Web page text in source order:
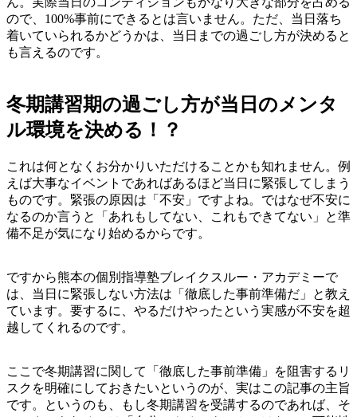
ので、100%事前にできるとは言いません。ただ、当日落ち
着いていられるかどうかは、当日までの過ごし方が決めると
も言えるのです。
冬期講習期の過ごし方が当日のメンタ
ル環境を決める！？
これは何となくお分かりいただけることかも知れません。例
えば大事なイベントであればあるほど当日に緊張してしまう
ものです。緊張の原因は「不安」ですよね。ではなぜ不安に
なるのか言うと「あれもしてない、これもできてない」と準
備不足が気になり始めるからです。
ですから熊本の個別指導塾ブレイクスルー・アカデミーで
は、当日に緊張しない方法は「徹底した事前準備だ」と教え
ています。要するに、やるだけやったという実感が不安を超
越してくれるのです。
ここで冬期講習に関して「徹底した事前準備」を阻害するリ
スクを明確にしておきたいというのが、実はこの記事の主旨
です。というのも、もし冬期講習を受講するのであれば、そ